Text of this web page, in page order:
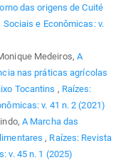
das origens de Cuité
e Econômicas: v.
Medeiros, A
nas práticas agrícolas
Tocantins , Raízes:
v. 41 n. 2 (2021)
A Marcha das
, Raízes: Revista
v. 45 n. 1 (2025)